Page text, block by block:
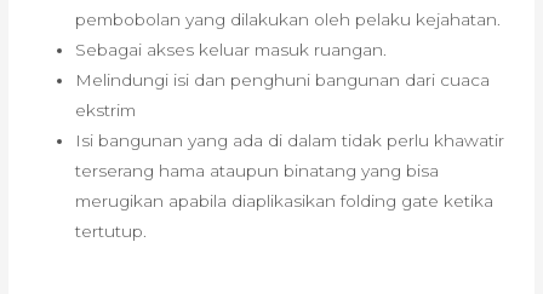
pembobolan yang dilakukan oleh pelaku kejahatan.
Sebagai akses keluar masuk ruangan.
Melindungi isi dan penghuni bangunan dari cuaca
ekstrim
Isi bangunan yang ada di dalam tidak perlu khawatir
terserang hama ataupun binatang yang bisa
merugikan apabila diaplikasikan folding gate ketika
tertutup.